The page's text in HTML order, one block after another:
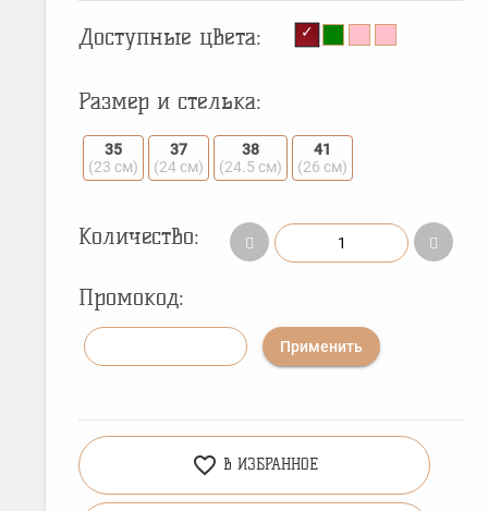
Доступные цвета:
Размер и стелька:
35
(23 см)
37
(24 см)
38
(24.5 см)
41
(26 см)
Количество:
Промокод:
Применить
favorite_border В ИЗБРАННОЕ